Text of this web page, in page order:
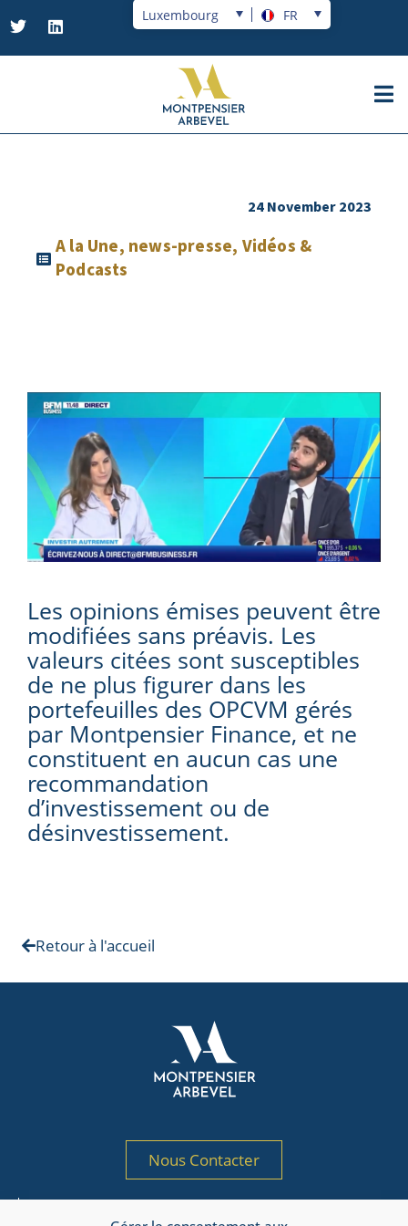
Luxembourg FR
24 November 2023
A la Une, news-presse, Vidéos &
Podcasts
Les opinions émises peuvent être
modifiées sans préavis. Les
valeurs citées sont susceptibles
de ne plus figurer dans les
portefeuilles des OPCVM gérés
par Montpensier Finance, et ne
constituent en aucun cas une
recommandation
d’investissement ou de
désinvestissement.
Retour à l'accueil
Nous Contacter